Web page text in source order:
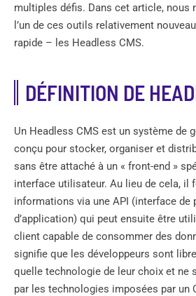
multiples défis. Dans cet article, nous
l’un de ces outils relativement
rapide – les Headless CMS.
DÉFINITION DE
Un Headless CMS est un système de
conçu pour stocker, organiser et
sans être attaché à un « front-end »
interface utilisateur. Au lieu de cela, il
informations via une API (interface de
d’application) qui peut ensuite être
client capable de consommer des
signifie que les développeurs sont
quelle technologie de leur choix et ne
par les technologies imposées par un